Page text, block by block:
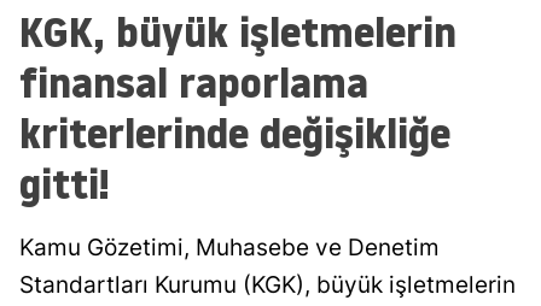
KGK, büyük işletmelerin
finansal raporlama
kriterlerinde değişikliğe
gitti!
Kamu Gözetimi, Muhasebe ve Denetim
Standartları Kurumu (KGK), büyük işletmelerin